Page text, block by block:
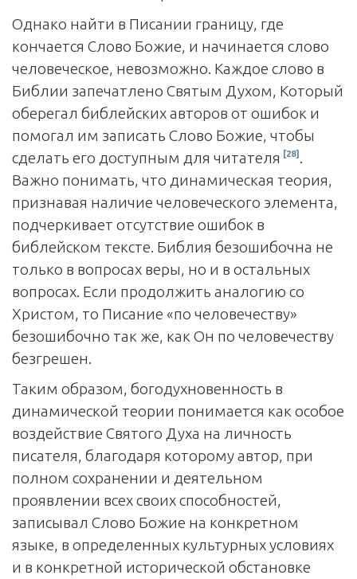
Однако найти в Писании границу, где
кончается Слово Божие, и начинается слово
человеческое, невозможно. Каждое слово в
Библии запечатлено Святым Духом, Который
оберегал библейских авторов от ошибок и
помогал им записать Слово Божие, чтобы
сделать его доступным для читателя [28] .
Важно понимать, что динамическая теория,
признавая наличие человеческого элемента,
подчеркивает отсутствие ошибок в
библейском тексте. Библия безошибочна не
только в вопросах веры, но и в остальных
вопросах. Если продолжить аналогию со
Христом, то Писание «по человечеству»
безошибочно так же, как Он по человечеству
безгрешен.
Таким образом, богодухновенность в
динамической теории понимается как особое
воздействие Святого Духа на личность
писателя, благодаря которому автор, при
полном сохранении и деятельном
проявлении всех своих способностей,
записывал Слово Божие на конкретном
языке, в определенных культурных условиях
и в конкретной исторической обстановке